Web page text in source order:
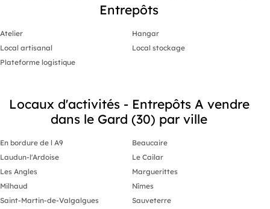
Entrepôts
Atelier
Hangar
Local artisanal
Local stockage
Plateforme logistique
Locaux d'activités - Entrepôts A vendre
dans le Gard (30) par ville
En bordure de l A9
Beaucaire
Laudun-l'Ardoise
Le Cailar
Les Angles
Marguerittes
Milhaud
Nîmes
Saint-Martin-de-Valgalgues
Sauveterre